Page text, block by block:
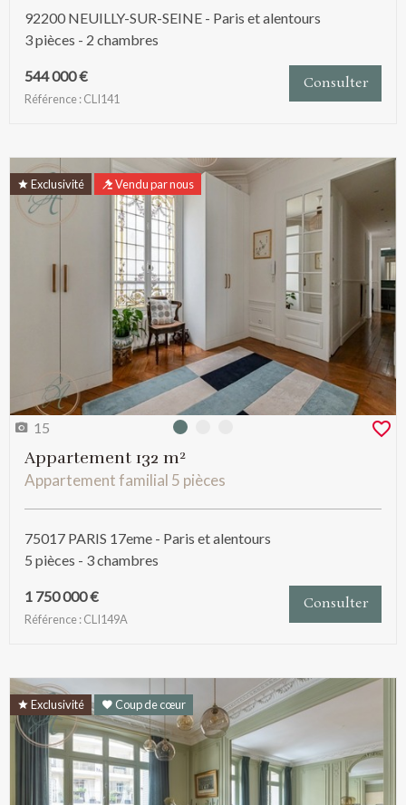
92200 NEUILLY-SUR-SEINE - Paris et alentours
3 pièces - 2 chambres
544 000 €
Référence : CLI141
Consulter
Exclusivité Vendu par nous
15 Photo 0
Appartement 132 m²
Appartement familial 5 pièces
75017 PARIS 17eme - Paris et alentours
5 pièces - 3 chambres
1 750 000 €
Référence : CLI149A
Consulter
Exclusivité Coup de cœur